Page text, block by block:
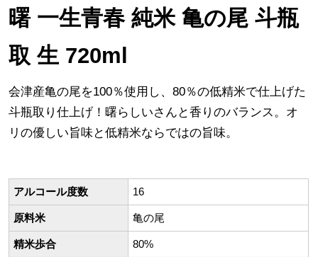
曙 一生青春 純米 亀の尾 斗瓶
取 生 720ml
会津産亀の尾を100％使用し、80％の低精米で仕上げた
斗瓶取り仕上げ！曙らしいさんと香りのバランス。オ
リの優しい旨味と低精米ならではの旨味。
アルコール度数 16
原料米 亀の尾
精米歩合 80%